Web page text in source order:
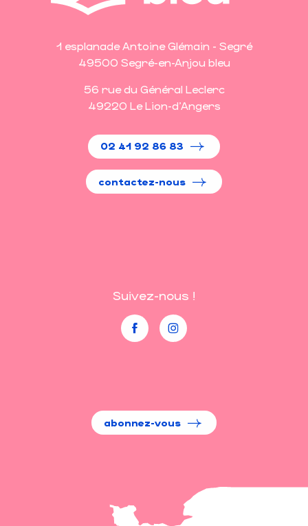
1 esplanade Antoine Glémain - Segré
49500 Segré-en-Anjou bleu
56 rue du Général Leclerc
49220 Le Lion-d'Angers
02 41 92 86 83
contactez-nous
Suivez-nous !
abonnez-vous